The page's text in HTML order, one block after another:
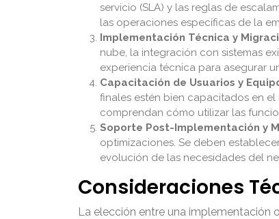
servicio (SLA) y las reglas de
las operaciones específicas de la
Implementación Técnica y
nube, la integración con sistemas
experiencia técnica para asegurar
Capacitación de Usuarios y
finales estén bien capacitados en
comprendan cómo utilizar las
Soporte Post-Implementación y
optimizaciones. Se deben
evolución de las necesidades del
Consideraciones
La elección entre una implementación